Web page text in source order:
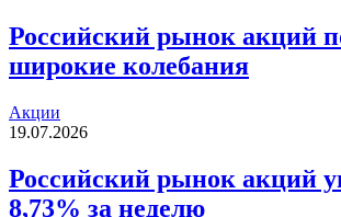
Российский рынок акций
широкие колебания
Акции
19.07.2026
Российский рынок акций
8,73% за неделю